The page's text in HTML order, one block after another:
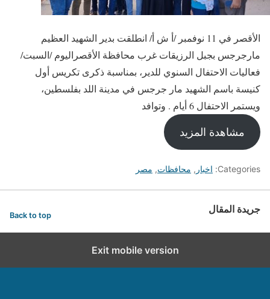
الأقصر في 11 نوفمبر /أ ش أ/ انطلقت بدير الشهيد العظيم
مارجرجس بجبل الرزيقات غرب محافظة الأقصراليوم /السبت/
فعاليات الاحتفال السنوي للدير، بمناسبة ذكرى تكريس أول
كنيسة باسم الشهيد مار جرجس في مدينة اللد بفلسطين،
ويستمر الاحتفال 6 أيام . وتوافد
مشاهدة المزيد
Categories: اخبار , محافظات, مصر
جريدة المقال Back to top
Exit mobile version